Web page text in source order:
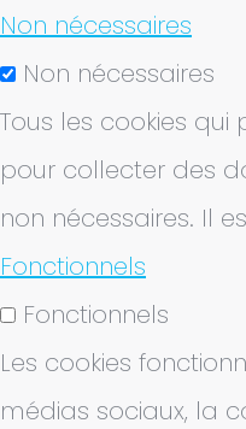
Non nécessaires
Non nécessaires
Tous les cookies
pour collecter des
non nécessaires. Il
Fonctionnels
Fonctionnels
Les cookies
médias sociaux, la